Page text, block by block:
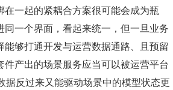
一起的紧耦合方案很可能会成为瓶
一个界面，看起来统一，但一旦业务
够打通开发与运营数据通路、且预留
产出的场景服务应当可以被运营平台
反过来又能驱动场景中的模型状态更